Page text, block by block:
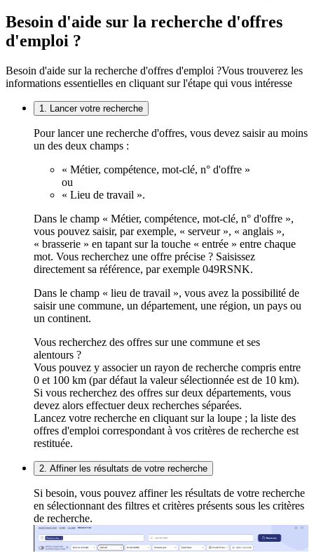
Besoin d'aide sur la recherche d'offres
d'emploi ?
Besoin d'aide sur la recherche d'offres d'emploi ?Vous trouverez les
informations essentielles en cliquant sur l'étape qui vous intéresse
1. Lancer votre recherche
Pour lancer une recherche d'offres, vous devez saisir au moins
un des deux champs :
« Métier, compétence, mot-clé, n° d'offre »
ou
« Lieu de travail ».
Dans le champ « Métier, compétence, mot-clé, n° d'offre »,
vous pouvez saisir, par exemple, « serveur », « anglais »,
« brasserie » en tapant sur la touche « entrée » entre chaque
mot. Vous recherchez une offre précise ? Saisissez
directement sa référence, par exemple 049RSNK.
Dans le champ « lieu de travail », vous avez la possibilité de
saisir une commune, un département, une région, un pays ou
un continent.
Vous recherchez des offres sur une commune et ses
alentours ?
Vous pouvez y associer un rayon de recherche compris entre
0 et 100 km (par défaut la valeur sélectionnée est de 10 km).
Si vous recherchez des offres sur deux départements, vous
devez alors effectuer deux recherches séparées.
Lancez votre recherche en cliquant sur la loupe ; la liste des
offres d'emploi correspondant à vos critères de recherche est
restituée.
2. Affiner les résultats de votre recherche
Si besoin, vous pouvez affiner les résultats de votre recherche
en sélectionnant des filtres et critères présents sous les critères
de recherche.